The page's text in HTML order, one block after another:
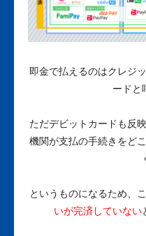
即金で払えるのはクレジ
ードと
ただデビットカードも反
機関が支払の手続きをど
というものになるため、
いが完済していない